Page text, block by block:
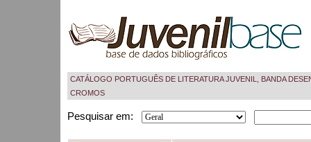
CATÁLOGO PORTUGUÊS DE LITERATURA JUVENIL, BANDA
CROMOS
Pesquisar em: